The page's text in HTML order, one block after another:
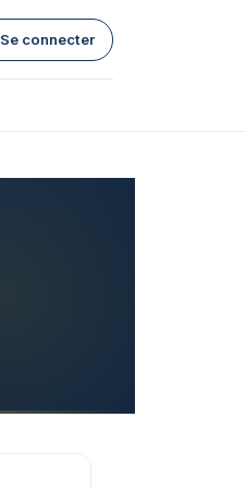
Se connecter